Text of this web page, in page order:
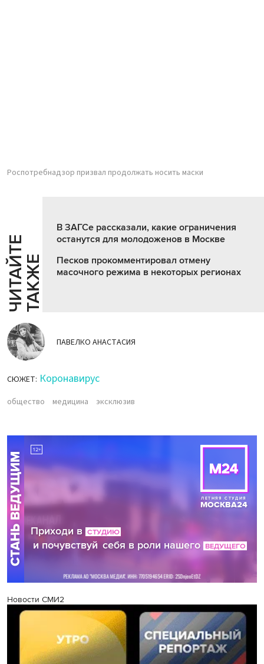
Роспотребнадзор призвал продолжать носить маски
Ч
И
Т
АЙ
Т
Е
Т
А
К
ЖЕ
В ЗАГСе рассказали, какие ограничения
останутся для молодоженов в Москве
Песков прокомментировал отмену
масочного режима в некоторых регионах
ПАВЕЛКО АНАСТАСИЯ
СЮЖЕТ: Коронавирус
общество медицина эксклюзив
Новости СМИ2